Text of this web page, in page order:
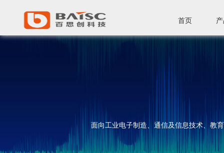
首页
面向工业电子制造、通信及信息技术、教